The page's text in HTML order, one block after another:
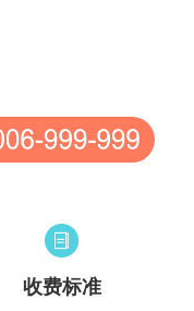
收费标准